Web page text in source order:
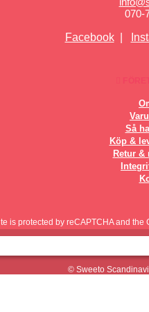
070-
Facebook|
Så
Köp &
Retur &
is protected by reCAPTCHA and the
© Sweeto